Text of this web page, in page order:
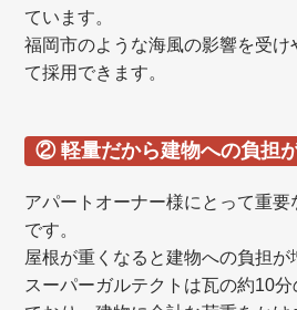
ています。
福岡市のような海風の影響を受け
て採用できます。
② 軽量だから建物への負担
アパートオーナー様にとって重
です。
屋根が重くなると建物への負担が
スーパーガルテクトは瓦の約10